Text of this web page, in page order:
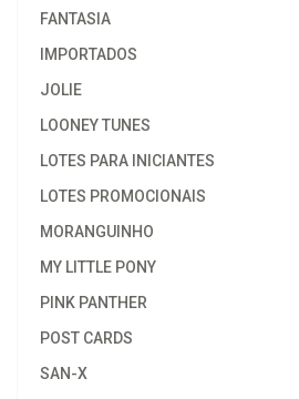
FANTASIA
IMPORTADOS
JOLIE
LOONEY TUNES
LOTES PARA INICIANTES
LOTES PROMOCIONAIS
MORANGUINHO
MY LITTLE PONY
PINK PANTHER
POST CARDS
SAN-X